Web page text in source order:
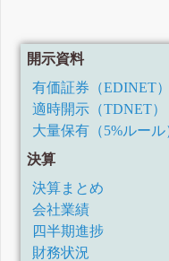
開示資料
有価証券（EDINET）
適時開示（TDNET）
大量保有（5%ルール
決算
決算まとめ
会社業績
四半期進捗
財務状況